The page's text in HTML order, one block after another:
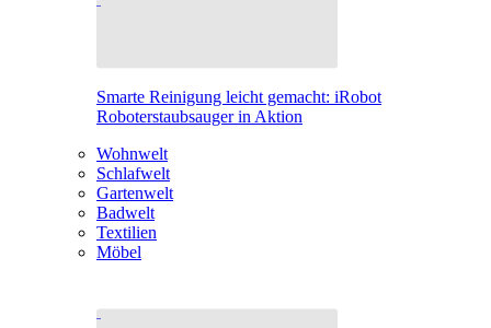
Smarte Reinigung leicht gemacht: iRobot
Roboterstaubsauger in Aktion
Wohnwelt
Schlafwelt
Gartenwelt
Badwelt
Textilien
Möbel